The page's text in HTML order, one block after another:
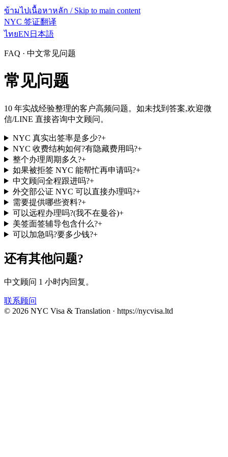
ข้ามไปเนื้อหาหลัก / Skip to main content
NYC 签证翻译
ไทยEN 日本語
FAQ · 中文常见问题
常见问题
10 年实战经验整理的客户高频问题。如未找到答案,欢迎微
信/LINE 直接咨询中文顾问。
NYC 真实出签率是多少?+
NYC 收费结构如何?有隐藏费用吗?+
整个办理周期多久?+
如果被拒签 NYC 能帮忙再申请吗?+
中文顾问全程跟进吗?+
外交部公证 NYC 可以直接办理吗?+
需要提供哪些资料?+
可以远程办理吗?(我不在曼谷)+
美签面签辅导包含什么?+
可以加急吗?要多少钱?+
还有其他问题?
中文顾问 1 小时内回复。
联系顾问
© 2026 NYC Visa & Translation · https://nycvisa.ltd